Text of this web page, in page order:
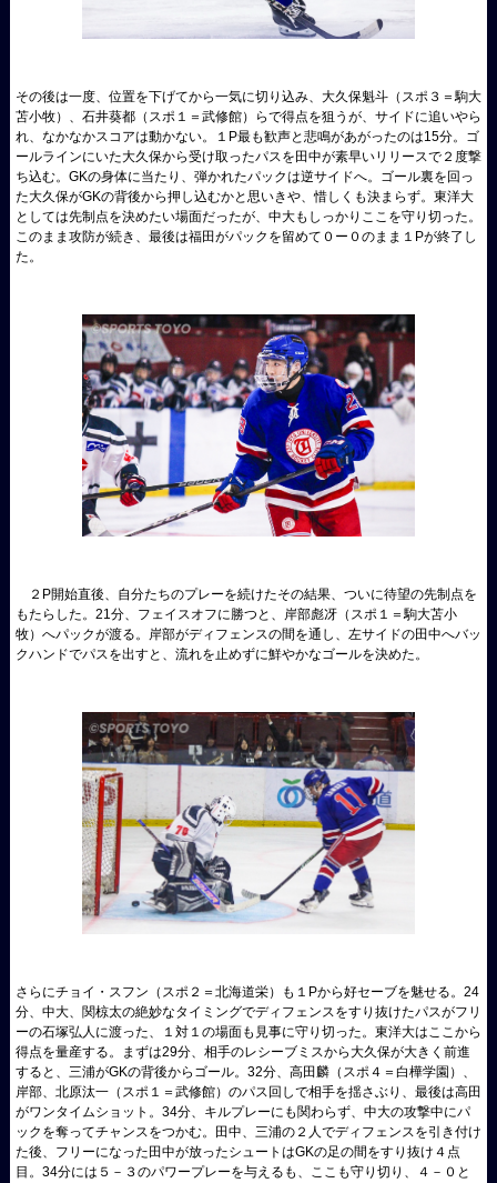
その後は一度、位置を下げてから一気に切り込み、大久保魁斗（スポ３＝駒大
苫小牧）、石井葵都（スポ１＝武修館）らで得点を狙うが、サイドに追いやら
れ、なかなかスコアは動かない。１P最も歓声と悲鳴があがったのは15分。ゴ
ールラインにいた大久保から受け取ったパスを田中が素早いリリースで２度撃
ち込む。GKの身体に当たり、弾かれたパックは逆サイドへ。ゴール裏を回っ
た大久保がGKの背後から押し込むかと思いきや、惜しくも決まらず。東洋大
としては先制点を決めたい場面だったが、中大もしっかりここを守り切った。
このまま攻防が続き、最後は福田がパックを留めて０ー０のまま１Pが終了し
た。
２P開始直後、自分たちのプレーを続けたその結果、ついに待望の先制点を
もたらした。21分、フェイスオフに勝つと、岸部彪冴（スポ１＝駒大苫小
牧）へパックが渡る。岸部がディフェンスの間を通し、左サイドの田中へバッ
クハンドでパスを出すと、流れを止めずに鮮やかなゴールを決めた。
さらにチョイ・スフン（スポ２＝北海道栄）も１Pから好セーブを魅せる。24
分、中大、関椋太の絶妙なタイミングでディフェンスをすり抜けたパスがフリ
ーの石塚弘人に渡った、１対１の場面も見事に守り切った。東洋大はここから
得点を量産する。まずは29分、相手のレシーブミスから大久保が大きく前進
すると、三浦がGKの背後からゴール。32分、高田麟（スポ４＝白樺学園）、
岸部、北原汰一（スポ１＝武修館）のパス回しで相手を揺さぶり、最後は高田
がワンタイムショット。34分、キルプレーにも関わらず、中大の攻撃中にパ
ックを奪ってチャンスをつかむ。田中、三浦の２人でディフェンスを引き付け
た後、フリーになった田中が放ったシュートはGKの足の間をすり抜け４点
目。34分には５－３のパワープレーを与えるも、ここも守り切り、４－０と